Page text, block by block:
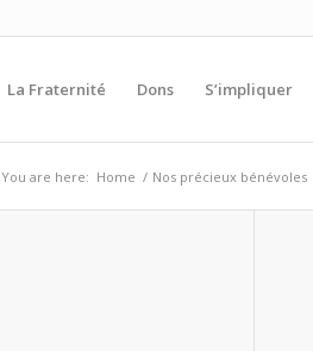
La Fraternité Dons S’impliquer
You are here: Home / Nos précieux bénévoles